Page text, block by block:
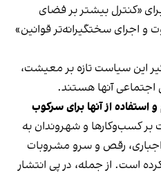
«کنترل بیشتر بر فضای
و اجرای سختگیرانه‌تر قوانین»
این سیاست‌ تازه بر معیشت،
اجتماعی آنها هستند.
از آنها برای سرکوب
کسب‌وکارها و شهروندان به
رقص و سرو مشروبات
است. از جمله، در پی انتشار